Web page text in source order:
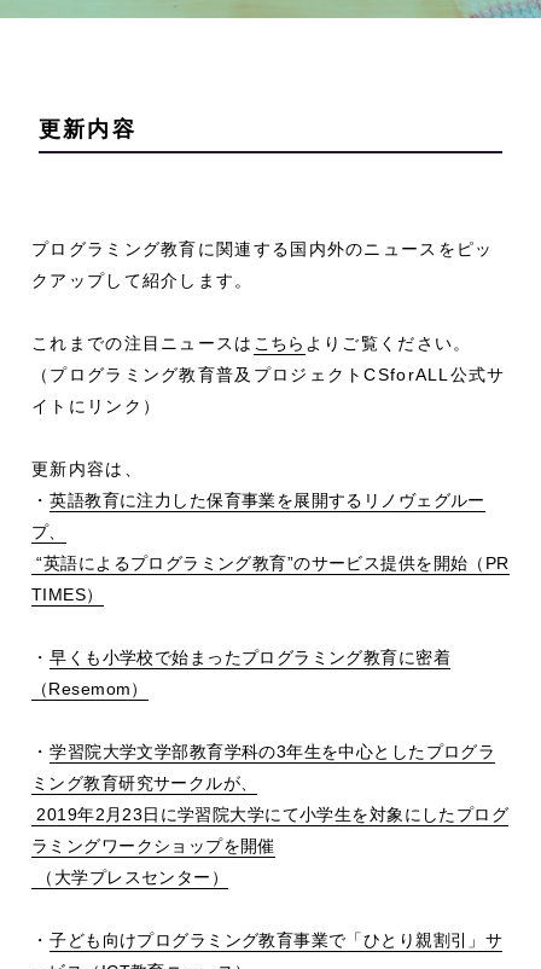
更新内容
プログラミング教育に関連する国内外のニュースをピッ
クアップして紹介します。
これまでの注目ニュースは こちら よりご覧ください。
（プログラミング教育普及プロジェクトCSforALL公式サ
イトにリンク）
更新内容は、
・英語教育に注力した保育事業を展開するリノヴェグルー
プ、
“英語によるプログラミング教育”のサービス提供を開始（PR
TIMES）
・早くも小学校で始まったプログラミング教育に密着
（Resemom）
・学習院大学文学部教育学科の3年生を中心としたプログラ
ミング教育研究サークルが、
2019年2月23日に学習院大学にて小学生を対象にしたプログ
ラミングワークショップを開催
（大学プレスセンター）
・子ども向けプログラミング教育事業で「ひとり親割引」サ